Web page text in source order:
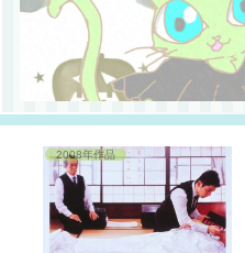
2008年作品